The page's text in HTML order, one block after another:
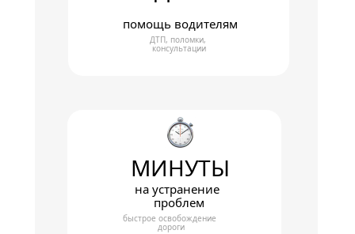
помощь водителям
ДТП, поломки,
консультации
МИНУТЫ
на устранение
проблем
быстрое освобождение
дороги